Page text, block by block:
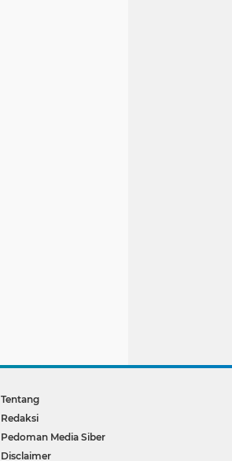
Tentang
Redaksi
Pedoman Media Siber
Disclaimer